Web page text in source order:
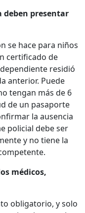
deben presentar
se hace para niños
certificado de
residió
anterior. Puede
tengan más de 6
de un pasaporte
la ausencia
policial debe ser
y no tiene la
médicos,
obligatorio, y solo